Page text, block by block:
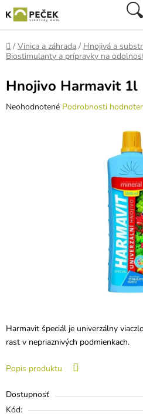
na
obsah
Domov
/ Vinica a záhrada / Hnojivá a
Biostimulanty a prípravky na
Harmavit špeciál je univerzálny
rast v nepriaznivých podmienkach.
Popis produktu
Dostupnosť
Kód:
Hnojivo Harmavit 1l
Priemerné
Neohodnotené Podrobnosti